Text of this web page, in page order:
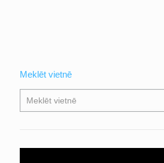
Meklēt vietnē